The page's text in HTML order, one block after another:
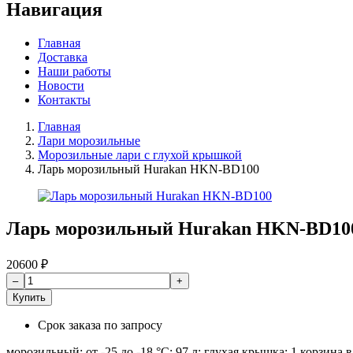
Навигация
Главная
Доставка
Наши работы
Новости
Контакты
Главная
Лари морозильные
Морозильные лари с глухой крышкой
Ларь морозильный Hurakan HKN-BD100
Ларь морозильный Hurakan HKN-
20600 ₽
Купить
Срок заказа по запросу